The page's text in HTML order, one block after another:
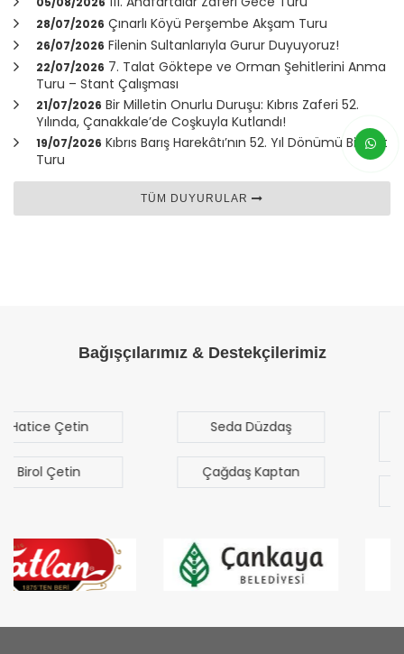
28/07/2026 Çınarlı Köyü Perşembe Akşam Turu
26/07/2026 Filenin Sultanlarıyla Gurur Duyuyoruz!
22/07/2026 7. Talat Göktepe ve Orman Şehitlerini Anma
Turu – Stant Çalışması
21/07/2026 Bir Milletin Onurlu Duruşu: Kıbrıs Zaferi 52.
Yılında, Çanakkale’de Coşkuyla Kutlandı!
19/07/2026 Kıbrıs Barış Harekâtı’nın 52. Yıl Dönümü Bisiklet
Turu
TÜM DUYURULAR
Bağışçılarımız & Destekçilerimiz
Seda Düzdaş
Çağdaş Kaptan
Mehmet Mert
Sezgen
Bilal Türk